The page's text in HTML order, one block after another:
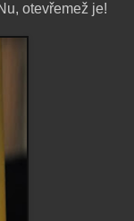
otevřemež je!